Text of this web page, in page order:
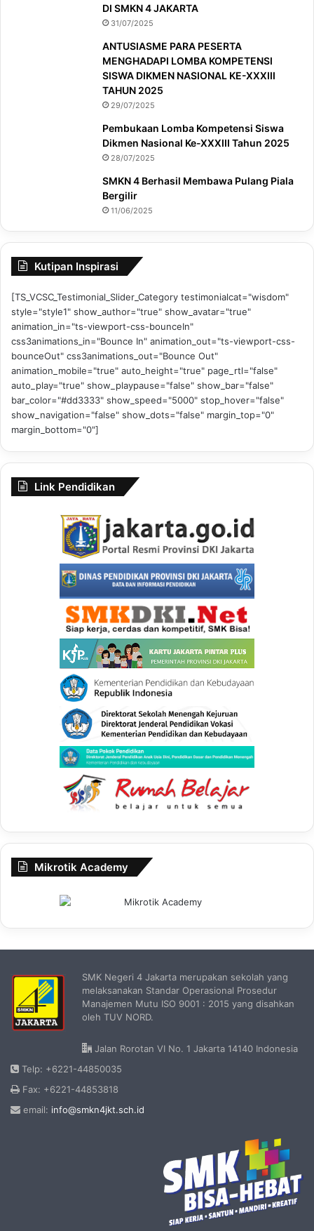
DI SMKN 4 JAKARTA
31/07/2025
ANTUSIASME PARA PESERTA
MENGHADAPI LOMBA KOMPETENSI
SISWA DIKMEN NASIONAL KE-XXXIII
TAHUN 2025
29/07/2025
Pembukaan Lomba Kompetensi Siswa
Dikmen Nasional Ke-XXXIII Tahun 2025
28/07/2025
SMKN 4 Berhasil Membawa Pulang Piala
Bergilir
11/06/2025
Kutipan Inspirasi
[TS_VCSC_Testimonial_Slider_Category testimonialcat="wisdom"
style="style1" show_author="true" show_avatar="true"
animation_in="ts-viewport-css-bounceIn"
css3animations_in="Bounce In" animation_out="ts-viewport-css-
bounceOut" css3animations_out="Bounce Out"
animation_mobile="true" auto_height="true" page_rtl="false"
auto_play="true" show_playpause="false" show_bar="false"
bar_color="#dd3333" show_speed="5000" stop_hover="false"
show_navigation="false" show_dots="false" margin_top="0"
margin_bottom="0"]
Link Pendidikan
Mikrotik Academy
SMK Negeri 4 Jakarta merupakan sekolah yang
melaksanakan Standar Operasional Prosedur
Manajemen Mutu ISO 9001 : 2015 yang disahkan
oleh TUV NORD.
Jalan Rorotan VI No. 1 Jakarta 14140 Indonesia
Telp: +6221-44850035
Fax: +6221-44853818
email: info@smkn4jkt.sch.id